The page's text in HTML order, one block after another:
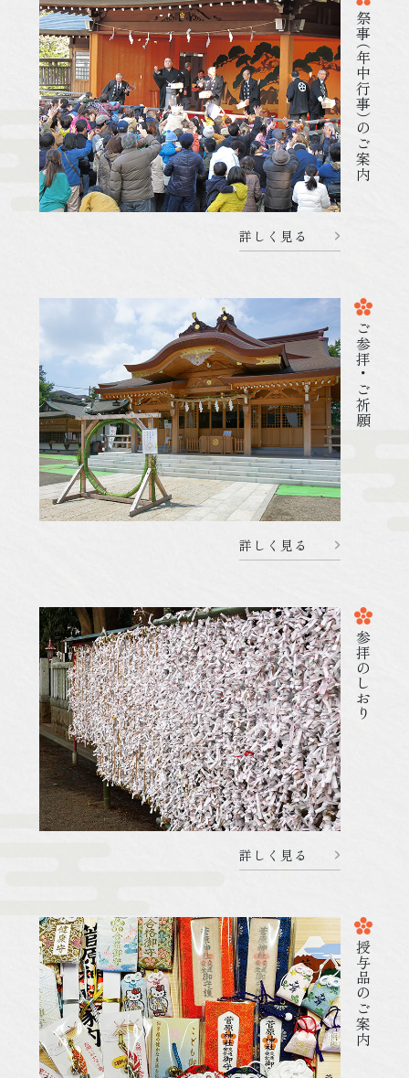
080424 6月20日はご祈祷をお休みします
詳しく見る
080218 勧学祭のご案内 (一般のご祈祷受付時間)
詳しく見る
080210 天神祭のご案内 (当日の社務所受付時
間)
詳しく見る
2026.02.04 杜のことづて
080204 2月11日(水曜日)のご祈祷受付につい
て
詳しく見る
詳しく見る
祭
事
（年中行事
）
のご案内
詳しく見る
ご参拝・ご祈願
詳しく見る
参拝のしおり
授与品のご案内